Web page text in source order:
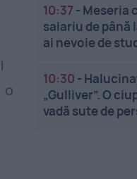
o
10:37 - Meseria
salariu de până
ai nevoie de
10:30 -
„Gulliver”. O
vadă sute de